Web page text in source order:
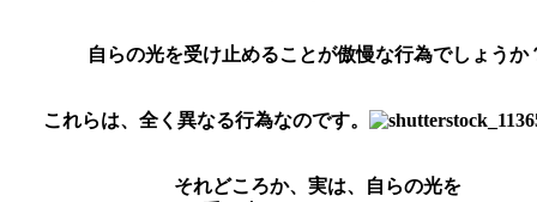
自らの光を受け止めることが傲慢な行為でしょうか
これらは、全く異なる行為なのです。
それどころか、実は、自らの光を